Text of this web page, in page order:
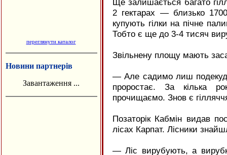
переглянути каталог
Новини партнерів
Завантаження ...
Ще залишається багато
2 гектарах — близько
купують гілки на пічне
Тобто є ще до 3-4 тисяч
Звільнену площу мають
— Але садимо лиш
проростає. За кілька
прочищаємо. Знов є
Позаторік Кабмін видав
лісах Карпат. Лісники
— Ліс вирубують, а